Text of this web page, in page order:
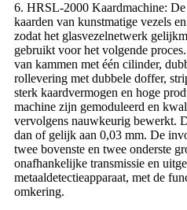
6. HRSL-2000 Kaardmachine:
kaarden van kunstmatige vezels
zodat het glasvezelnetwerk
gebruikt voor het volgende
van kammen met één cilinder,
rollevering met dubbele doffer,
sterk kaardvermogen en hoge
machine zijn gemoduleerd en
vervolgens nauwkeurig bewerkt.
dan of gelijk aan 0,03 mm. De
twee bovenste en twee onderste
onafhankelijke transmissie en
metaaldetectieapparaat, met de
omkering.